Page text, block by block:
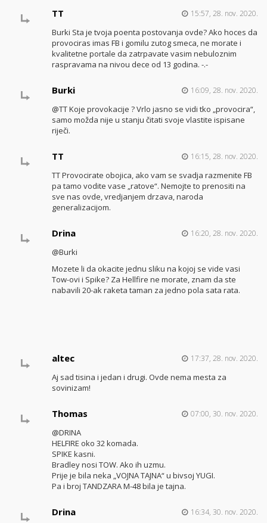
TT 15:57, 28. nov. 2020.
Burki Sta je tvoja poenta postovanja ovde? Ako hoces da
provociras imas FB i gomilu zutog smeca, ne morate i
kvalitetne portale da zatrpavate vasim nebuloznim
raspravama na nivou dece od 13 godina. -.-
Burki 16:09, 28. nov. 2020.
@TT Koje provokacije ? Vrlo jasno se vidi tko „provocira“,
samo možda nije u stanju čitati svoje vlastite ispisane
riječi.
TT 16:15, 28. nov. 2020.
TT Provocirate obojica, ako vam se svadja razmenite FB
pa tamo vodite vase „ratove“. Nemojte to prenositi na
sve nas ovde, vredjanjem drzava, naroda
generalizacijom.
Drina 16:20, 28. nov. 2020.
@Burki
Mozete li da okacite jednu sliku na kojoj se vide vasi
Tow-ovi i Spike? Za Hellfire ne morate, znam da ste
nabavili 20-ak raketa taman za jedno pola sata rata.
altec 17:37, 28. nov. 2020.
Aj sad tisina i jedan i drugi. Ovde nema mesta za
sovinizam!
Thomas 07:00, 30. nov. 2020.
@DRINA
HELFIRE oko 32 komada.
SPIKE kasni.
Bradley nosi TOW. Ako ih uzmu.
Prije je bila neka „VOJNA TAJNA“ u bivsoj YUGI.
Pa i broj TANDZARA M-48 bila je tajna.
Drina 16:34, 30. nov. 2020.